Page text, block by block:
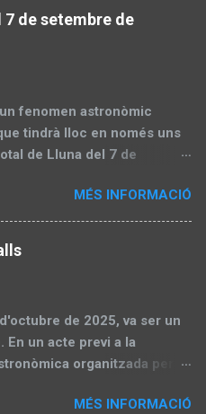
de setembre de
fenomen astronòmic
tindrà lloc en només uns
de Lluna del 7 de
com a "lluna de sang", és
perfecta per gaudir del cel
sobre la mecànica
parts: una preparatòria
i una segona part
després amb un recull
pels socis de la
MÉS INFORMACIÓ
de 2025, va ser un
En un acte previ a la
organitzada per la
Wierzchos —reconegut
MÉS INFORMACIÓ